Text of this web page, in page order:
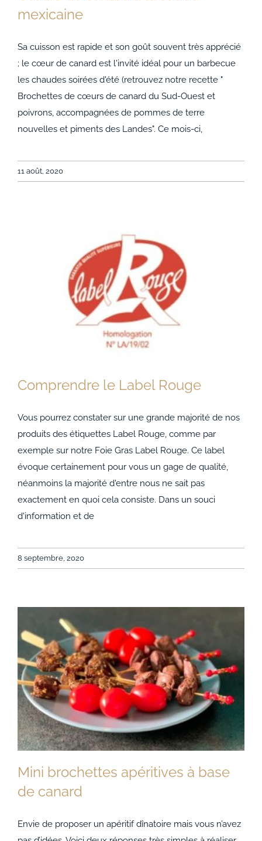
Cœurs de canard à la sauce mexicaine
mexicaine
Sa cuisson est rapide et son goût souvent très apprécié
; le cœur de canard est l'invité idéal pour un barbecue
les chaudes soirées d'été (retrouvez notre recette "
Brochettes de cœurs de canard du Sud-Ouest et
poivrons, accompagnées de pommes de terre
nouvelles et piments des Landes". Ce mois-ci,
11 août, 2020
Comprendre le Label Rouge
Comprendre le Label Rouge
Vous pourrez constater sur une grande majorité de nos
produits des étiquettes Label Rouge, comme par
exemple sur notre Foie Gras Label Rouge. Ce label
évoque certainement pour vous un gage de qualité,
néanmoins la majorité d'entre nous ne sait pas
exactement en quoi cela consiste. Dans un souci
d'information et de
8 septembre, 2020
Mini brochettes apéritives à base
de canard
Envie de proposer un apéritif dînatoire mais vous n’avez